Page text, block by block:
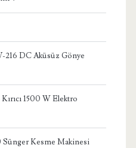
216 DC Aküsüz Gönye
1500 W Elektro
Sünger Kesme Makinesi